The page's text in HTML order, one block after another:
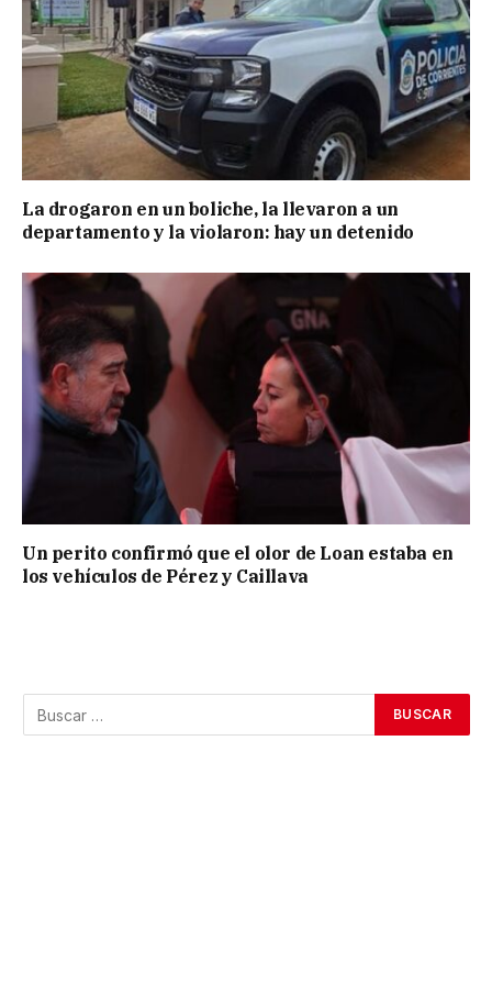
La drogaron en un boliche, la llevaron a un
departamento y la violaron: hay un detenido
Un perito confirmó que el olor de Loan estaba en
los vehículos de Pérez y Caillava